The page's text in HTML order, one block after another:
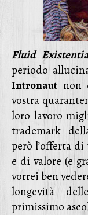
Fluid
periodo
Intronaut non
vostra
loro lavoro
trademark
però l’offerta
e di valore (e
vorrei ben
longevità
primissimo